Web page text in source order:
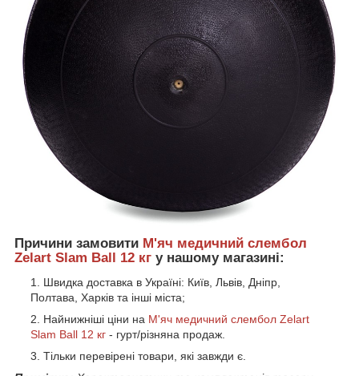
Причини замовити М'яч медичний слембол
Zelart Slam Ball 12 кг у нашому магазині:
Швидка доставка в Україні: Київ, Львів, Дніпр,
Полтава, Харків та інші міста;
Найнижніші ціни на М'яч медичний слембол Zelart
Slam Ball 12 кг - гурт/різняна продаж.
Тільки перевірені товари, які завжди є.